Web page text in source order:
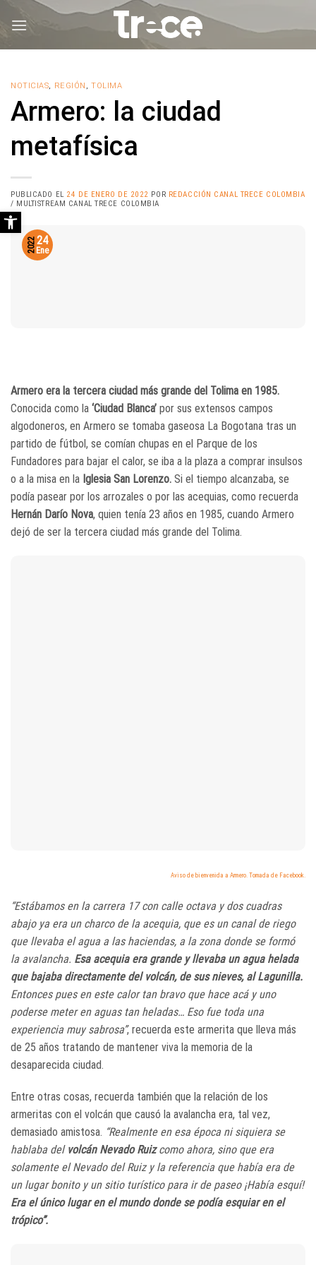
NOTICIAS, REGIÓN ,TOLIMA
Armero: la ciudad
metafísica
PUBLICADO EL 24 DE ENERO DE 2022 POR REDACCIÓN CANAL TRECE COLOMBIA
/ MULTISTREAM CANAL TRECE COLOMBIA
24
Ene
2022
Armero era la tercera ciudad más grande del Tolima en 1985.
Conocida como la ‘Ciudad Blanca’ por sus extensos campos
algodoneros, en Armero se tomaba gaseosa La Bogotana tras un
partido de fútbol, se comían chupas en el Parque de los
Fundadores para bajar el calor, se iba a la plaza a comprar insulsos
o a la misa en la Iglesia San Lorenzo. Si el tiempo alcanzaba, se
podía pasear por los arrozales o por las acequias, como recuerda
Hernán Darío Nova, quien tenía 23 años en 1985, cuando Armero
dejó de ser la tercera ciudad más grande del Tolima.
Aviso de bienvenida a Armero. Tomada de Facebook.
“Estábamos en la carrera 17 con calle octava y dos cuadras
abajo ya era un charco de la acequia, que es un canal de riego
que llevaba el agua a las haciendas, a la zona donde se formó
la avalancha. Esa acequia era grande y llevaba un agua helada
que bajaba directamente del volcán, de sus nieves, al Lagunilla.
Entonces pues en este calor tan bravo que hace acá y uno
poderse meter en aguas tan heladas… Eso fue toda una
experiencia muy sabrosa”, recuerda este armerita que lleva más
de 25 años tratando de mantener viva la memoria de la
desaparecida ciudad.
Entre otras cosas, recuerda también que la relación de los
armeritas con el volcán que causó la avalancha era, tal vez,
demasiado amistosa. “Realmente en esa época ni siquiera se
hablaba del volcán Nevado Ruizcomo ahora, sino que era
solamente el Nevado del Ruiz y la referencia que había era de
un lugar bonito y un sitio turístico para ir de paseo ¡Había esquí!
Era el único lugar en el mundo donde se podía esquiar en el
trópico”.
Abrir barra de herramientas